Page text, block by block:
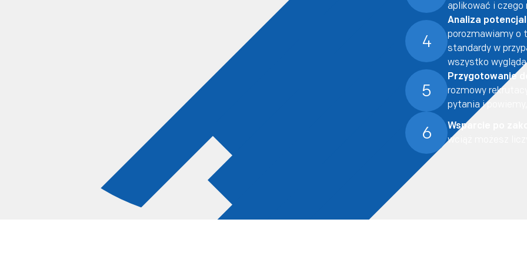
aplikować i czego
4
Analiza
porozmawiamy o
standardy w
wszystko
5
Przygotowanie
rozmowy
pytania i
6
Wsparcie po
wciąż możesz